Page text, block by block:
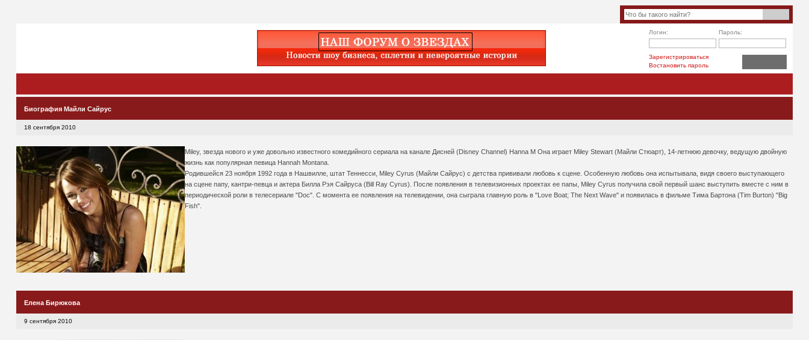
Логин: Пароль:
Зарегистрироваться
Востановить пароль
Биография Майли Сайрус
18 сентября 2010
Miley, звезда нового и уже довольно известного комедийного сериала на канале Дисней (Disney Channel) Hanna M Она играет Miley Stewart (Майли Стюарт), 14-летнюю девочку, ведущую двойную
жизнь как популярная певица Hannah Montana.
Родившейся 23 ноября 1992 года в Нашвилле, штат Теннесси, Miley Cyrus (Майли Сайрус) с детства прививали любовь к сцене. Особенную любовь она испытывала, видя своего выступающего
на сцене папу, кантри-певца и актера Билла Рэя Сайруса (Bill Ray Cyrus). После появления в телевизионных проектах ее папы, Miley Cyrus получила свой первый шанс выступить вместе с ним в
периодической роли в телесериале "Doc". С момента ее появления на телевидении, она сыграла главную роль в "Love Boat; The Next Wave" и появилась в фильме Тима Бартона (Tim Burton) "Big
Fish".
Елена Бирюкова
9 сентября 2010